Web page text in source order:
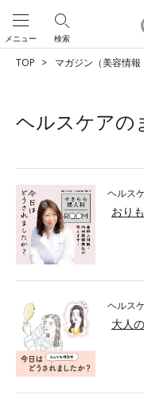
検索
メニュー
TOP マガジン（美容情報
ヘルスケアの
ヘルス
おり
ヘルス
大人